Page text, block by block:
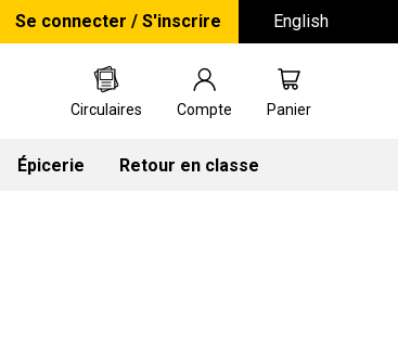
Se connecter / S'inscrire English
Circulaires Compte Panier
Épicerie Retour en classe